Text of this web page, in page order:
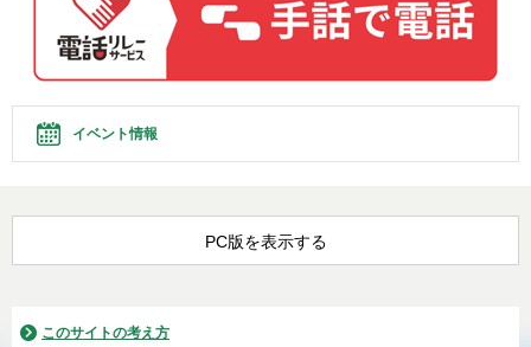
イベント情報
PC版を表示する
このサイトの考え方